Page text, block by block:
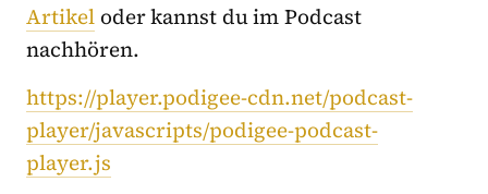
Artikel oder kannst du im Podcast
nachhören.
https://player.podigee-cdn.net/podcast-
player/javascripts/podigee-podcast-
player.js